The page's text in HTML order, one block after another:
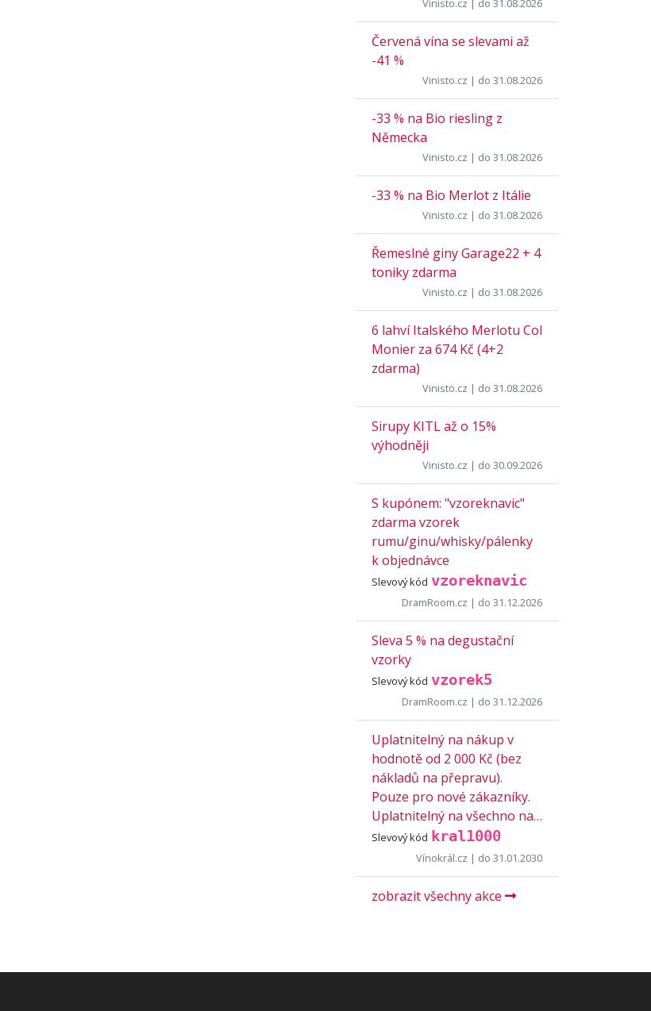
Vinisto.cz | do 31.08.2026
Červená vína se slevami až
-41 %
Vinisto.cz | do 31.08.2026
-33 % na Bio riesling z
Německa
Vinisto.cz | do 31.08.2026
-33 % na Bio Merlot z Itálie
Vinisto.cz | do 31.08.2026
Řemeslné giny Garage22 + 4
toniky zdarma
Vinisto.cz | do 31.08.2026
6 lahví Italského Merlotu Col
Monier za 674 Kč (4+2
zdarma)
Vinisto.cz | do 31.08.2026
Sirupy KITL až o 15%
výhodněji
Vinisto.cz | do 30.09.2026
S kupónem: "vzoreknavic"
zdarma vzorek
rumu/ginu/whisky/pálenky
k objednávce
Slevový kód vzoreknavic
DramRoom.cz | do 31.12.2026
Sleva 5 % na degustační
vzorky
Slevový kód vzorek5
DramRoom.cz | do 31.12.2026
Uplatnitelný na nákup v
hodnotě od 2 000 Kč (bez
nákladů na přepravu).
Pouze pro nové zákazníky.
Uplatnitelný na všechno na…
Slevový kód kral1000
Vínokrál.cz | do 31.01.2030
zobrazit všechny akce